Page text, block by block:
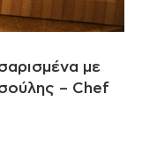
με
– Chef